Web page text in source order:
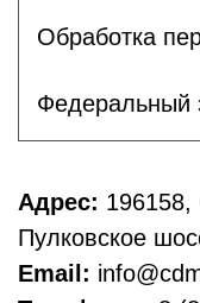
Обработка
Адрес: 196158,
Пулковское
Email: